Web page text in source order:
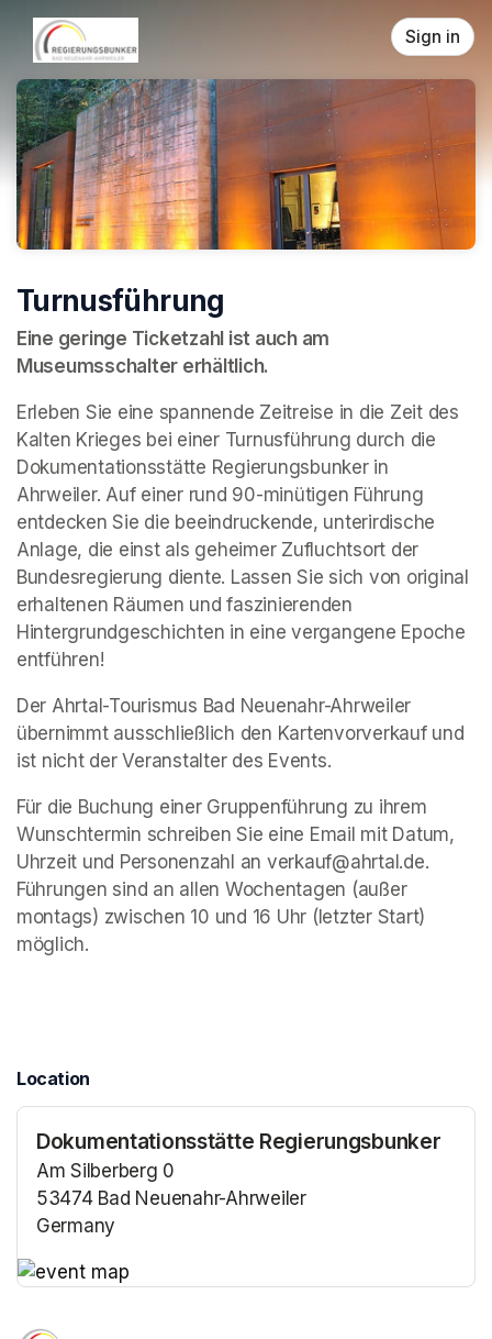
Skip header
Sign in
Turnusführung
Eine geringe Ticketzahl ist auch am
Museumsschalter erhältlich.
Erleben Sie eine spannende Zeitreise in die Zeit des
Kalten Krieges bei einer Turnusführung durch die
Dokumentationsstätte Regierungsbunker in
Ahrweiler. Auf einer rund 90-minütigen Führung
entdecken Sie die beeindruckende, unterirdische
Anlage, die einst als geheimer Zufluchtsort der
Bundesregierung diente. Lassen Sie sich von original
erhaltenen Räumen und faszinierenden
Hintergrundgeschichten in eine vergangene Epoche
entführen!
Der Ahrtal-Tourismus Bad Neuenahr-Ahrweiler
übernimmt ausschließlich den Kartenvorverkauf und
ist nicht der Veranstalter des Events.
Für die Buchung einer Gruppenführung zu ihrem
Wunschtermin schreiben Sie eine Email mit Datum,
Uhrzeit und Personenzahl an verkauf@ahrtal.de.
Führungen sind an allen Wochentagen (außer
montags) zwischen 10 und 16 Uhr (letzter Start)
möglich.
Location
Dokumentationsstätte Regierungsbunker
Am Silberberg 0
53474 Bad Neuenahr-Ahrweiler
Germany